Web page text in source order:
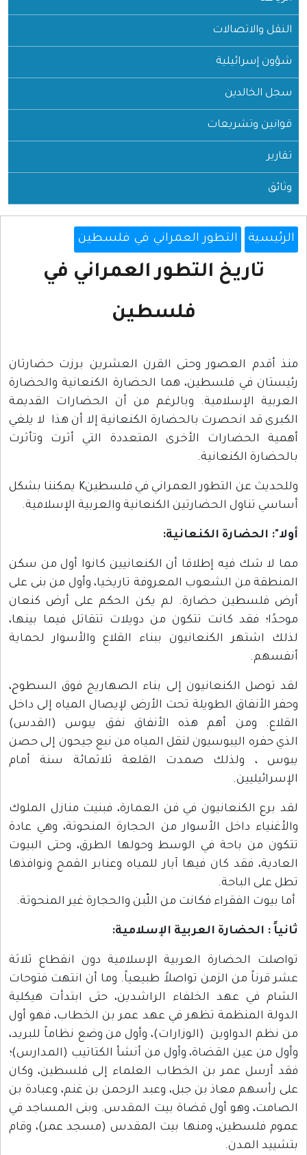
النقل والاتصالات
شؤون إسرائيلية
سجل الخالدين
قوانين وتشريعات
تقارير
وثائق
الرئيسية التطور العمراني في فلسطين
تاريخ التطور العمراني في
فلسطين
منذ أقدم العصور وحتى القرن العشرين برزت حضارتان
رئيستان في فلسطين، هما الحضارة الكنعانية والحضارة
العربية الإسلامية. وبالرغم من أن الحضارات القديمة
الكبرى قد انحصرت بالحضارة الكنعانية إلا أن هذا لا يلغي
أهمية الحضارات الأخرى المتعددة التي أثرت وتأثرت
بالحضارة الكنعانية.
وللحديث عن التطور العمراني في فلسطينK يمكننا بشكل
أساسي تناول الحضارتين الكنعانية والعربية الإسلامية.
أولا": الحضارة الكنعانية:
مما لا شك فيه إطلاقا أن الكنعانيين كانوا أول من سكن
المنطقة من الشعوب المعروفة تاريخيا، وأول من بنى على
أرض فلسطين حضارة. لم يكن الحكم على أرض كنعان
موحدًا؛ فقد كانت تتكون من دويلات تتقاتل فيما بينها،
لذلك اشتهر الكنعانيون ببناء القلاع والأسوار لحماية
أنفسهم.
لقد توصل الكنعانيون إلى بناء الصهاريج فوق السطوح،
وحفر الأنفاق الطويلة تحت الأرض لإيصال المياه إلى داخل
القلاع. ومن أهم هذه الأنفاق نفق يبوس (القدس)
الذي حفره اليبوسيون لنقل المياه من نبع جيحون إلى حصن
يبوس ، ولذلك صمدت القلعة ثلاثمائة سنة أمام
الإسرائيليين.
لقد برع الكنعانيون في فن العمارة، فبنيت منازل الملوك
والأغنياء داخل الأسوار من الحجارة المنحوتة، وهي عادة
تتكون من باحة في الوسط وحولها الطرق، وحتى البيوت
العادية، فقد كان فيها آبار للمياه وعنابر القمح ونوافذها
تطل على الباحة.
أما بيوت الفقراء فكانت من اللّبن والحجارة غير المنحوتة.
ثانياً : الحضارة العربية الإسلامية:
تواصلت الحضارة العربية الإسلامية دون انقطاع ثلاثة
عشر قرناً من الزمن تواصلاً طبيعياً. وما أن انتهت فتوحات
الشام في عهد الخلفاء الراشدين، حتى ابتدأت هيكلية
الدولة المنظمة تظهر في عهد عمر بن الخطاب، فهو أول
من نظم الدواوين (الوزارات)، وأول من وضع نظاماً للبريد،
وأول من عين القضاة، وأول من أنشأ الكتاتيب (المدارس)؛
فقد أرسل عمر بن الخطاب العلماء إلى فلسطين، وكان
على رأسهم معاذ بن جبل، وعبد الرحمن بن غنم، وعبادة بن
الصامت، وهو أول قضاة بيت المقدس. وبنى المساجد في
عموم فلسطين، ومنها بيت المقدس (مسجد عمر)، وقام
بتشييد المدن.